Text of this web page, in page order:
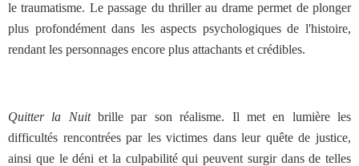
le traumatisme. Le passage du thriller au drame permet de plonger
plus profondément dans les aspects psychologiques de l'histoire,
rendant les personnages encore plus attachants et crédibles.
Quitter la Nuitbrille par son réalisme. Il met en lumière les
difficultés rencontrées par les victimes dans leur quête de justice,
ainsi que le déni et la culpabilité qui peuvent surgir dans de telles